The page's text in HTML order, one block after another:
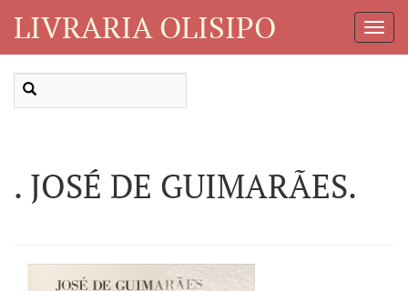
LIVRARIA OLISIPO
. JOSÉ DE GUIMARÃES.